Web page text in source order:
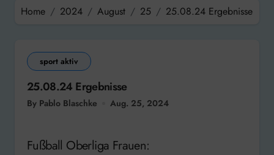
Home 2024 August 25 25.08.24 Ergebnisse
sport aktiv
25.08.24 Ergebnisse
By Pablo Blaschke Aug. 25, 2024
Fußball Oberliga Frauen: